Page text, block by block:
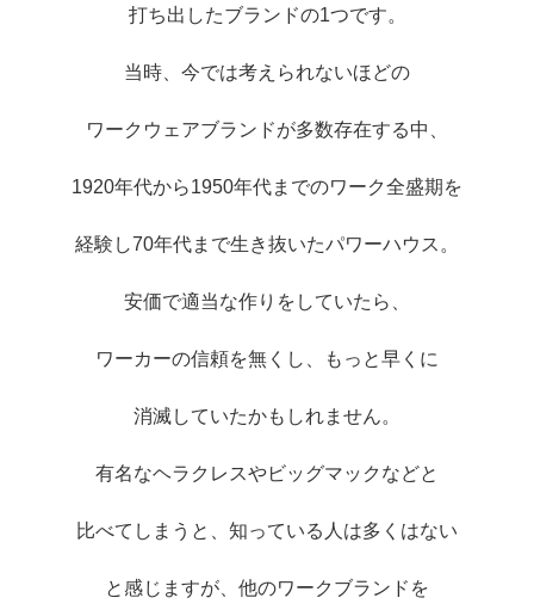
打ち出したブランドの1つです。
当時、今では考えられないほどの
ワークウェアブランドが多数存在する中、
1920年代から1950年代までのワーク全盛期を
経験し70年代まで生き抜いたパワーハウス。
安価で適当な作りをしていたら、
ワーカーの信頼を無くし、もっと早くに
消滅していたかもしれません。
有名なヘラクレスやビッグマックなどと
比べてしまうと、知っている人は多くはない
と感じますが、他のワークブランドを